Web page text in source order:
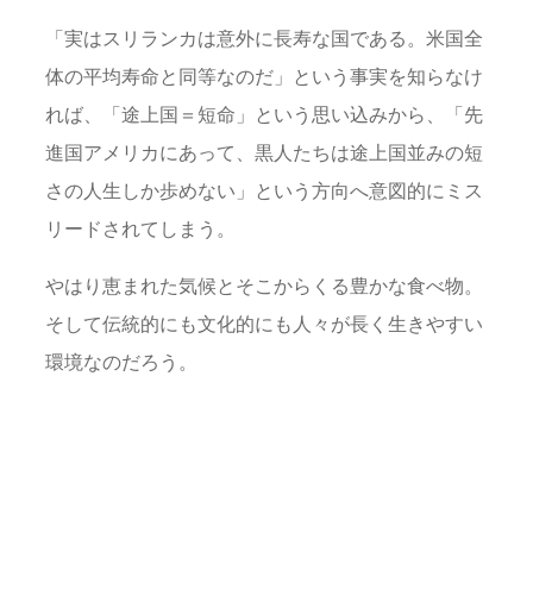
「実はスリランカは意外に長寿な国である。米国全
体の平均寿命と同等なのだ」という事実を知らなけ
れば、「途上国＝短命」という思い込みから、「先
進国アメリカにあって、黒人たちは途上国並みの短
さの人生しか歩めない」という方向へ意図的にミス
リードされてしまう。
やはり恵まれた気候とそこからくる豊かな食べ物。
そして伝統的にも文化的にも人々が長く生きやすい
環境なのだろう。